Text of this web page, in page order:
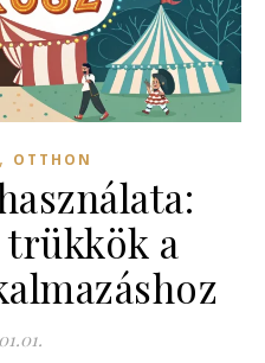
, OTTHON
a